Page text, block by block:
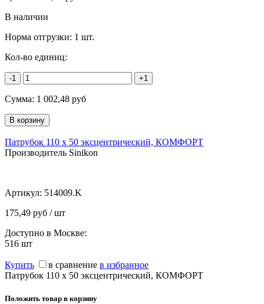
В наличии
Норма отгрузки: 1 шт.
Кол-во единиц:
-1 +1
Сумма: 1 002,48 руб
Патрубок 110 х 50 эксцентрический, КОМФОРТ
Производитель Sinikon
Артикул: 514009.K
175,49 руб / шт
Доступно в Москве:
516 шт
Купить в сравнение в избранное
Патрубок 110 х 50 эксцентрический, КОМФОРТ
Положить товар в корзину